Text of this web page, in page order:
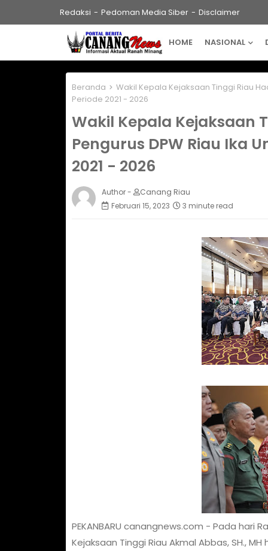
Redaksi Pedoman Media Siber Disclaimer
HOME NASIONAL
Beranda
Wakil Kepala Kejaksaan Tinggi Riau
Periode 2021 - 2026
Wakil Kepala Kejaksaan
Pengurus DPW Riau Ika
2021 - 2026
Author -
Canang Riau
Februari 15, 2023
3 minute read
PEKANBARU canangnews.com - Pada hari
Kejaksaan Tinggi Riau Akmal Abbas, SH.,